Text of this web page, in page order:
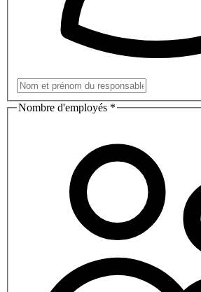
Nombre d'employés *